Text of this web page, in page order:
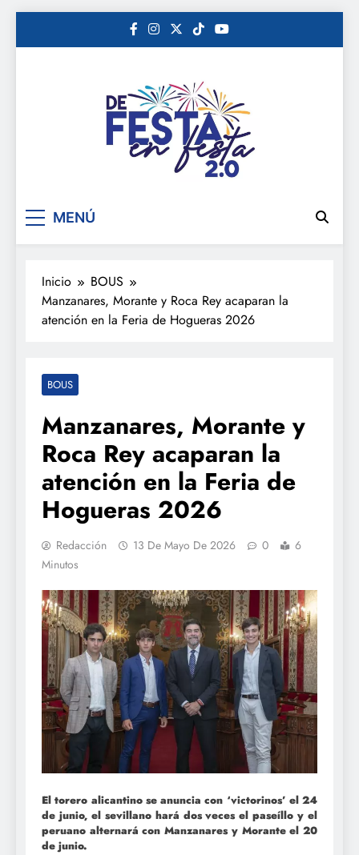
De festa en festa 2.0
MENÚ
Inicio
BOUS
Manzanares, Morante y Roca Rey acaparan la
atención en la Feria de Hogueras 2026
BOUS
Manzanares, Morante y
Roca Rey acaparan la
atención en la Feria de
Hogueras 2026
Redacción 13 De Mayo De 2026 0
6
Minutos
El torero alicantino se anuncia con ‘victorinos’ el 24
de junio, el sevillano hará dos veces el paseíllo y el
peruano alternará con Manzanares y Morante el 20
de junio.